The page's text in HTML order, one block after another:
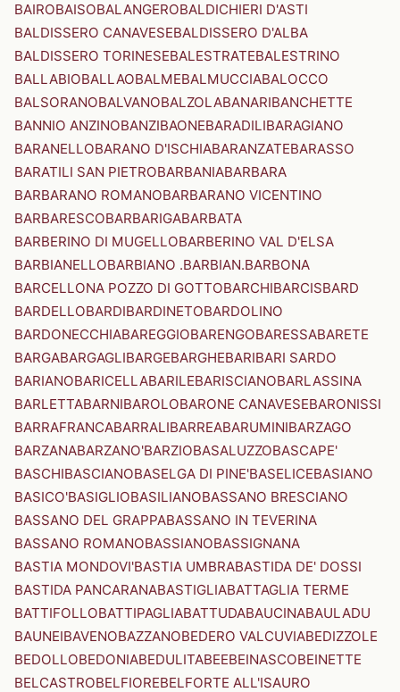
BAIROBAISOBALANGEROBALDICHIERI D'ASTI
BALDISSERO CANAVESEBALDISSERO D'ALBA
BALDISSERO TORINESEBALESTRATEBALESTRINO
BALLABIOBALLAOBALMEBALMUCCIABALOCCO
BALSORANOBALVANOBALZOLABANARIBANCHETTE
BANNIO ANZINOBANZIBAONEBARADILIBARAGIANO
BARANELLOBARANO D'ISCHIABARANZATEBARASSO
BARATILI SAN PIETROBARBANIABARBARA
BARBARANO ROMANOBARBARANO VICENTINO
BARBARESCOBARBARIGABARBATA
BARBERINO DI MUGELLOBARBERINO VAL D'ELSA
BARBIANELLOBARBIANO .BARBIAN.BARBONA
BARCELLONA POZZO DI GOTTOBARCHIBARCISBARD
BARDELLOBARDIBARDINETOBARDOLINO
BARDONECCHIABAREGGIOBARENGOBARESSABARETE
BARGABARGAGLIBARGEBARGHEBARIBARI SARDO
BARIANOBARICELLABARILEBARISCIANOBARLASSINA
BARLETTABARNIBAROLOBARONE CANAVESEBARONISSI
BARRAFRANCABARRALIBARREABARUMINIBARZAGO
BARZANABARZANO'BARZIOBASALUZZOBASCAPE'
BASCHIBASCIANOBASELGA DI PINE'BASELICEBASIANO
BASICO'BASIGLIOBASILIANOBASSANO BRESCIANO
BASSANO DEL GRAPPABASSANO IN TEVERINA
BASSANO ROMANOBASSIANOBASSIGNANA
BASTIA MONDOVI'BASTIA UMBRABASTIDA DE' DOSSI
BASTIDA PANCARANABASTIGLIABATTAGLIA TERME
BATTIFOLLOBATTIPAGLIABATTUDABAUCINABAULADU
BAUNEIBAVENOBAZZANOBEDERO VALCUVIABEDIZZOLE
BEDOLLOBEDONIABEDULITABEEBEINASCOBEINETTE
BELCASTROBELFIOREBELFORTE ALL'ISAURO